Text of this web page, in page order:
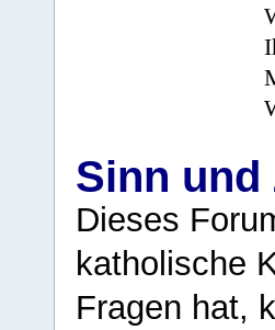
Sinn und
Dieses
katholische
Fragen hat,